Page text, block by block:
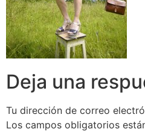
Deja una
Tu dirección de correo
Los campos obligatorios